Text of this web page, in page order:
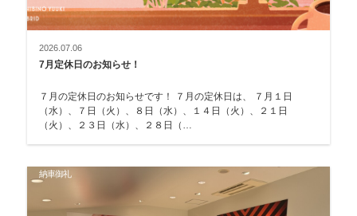
2026.07.06
7月定休日のお知らせ！
７月の定休日のお知らせです！ ７月の定休日は、 ７月１日
（水）、７日（火）、８日（水）、１４日（火）、２１日
（火）、２３日（水）、２８日（…
納車御礼